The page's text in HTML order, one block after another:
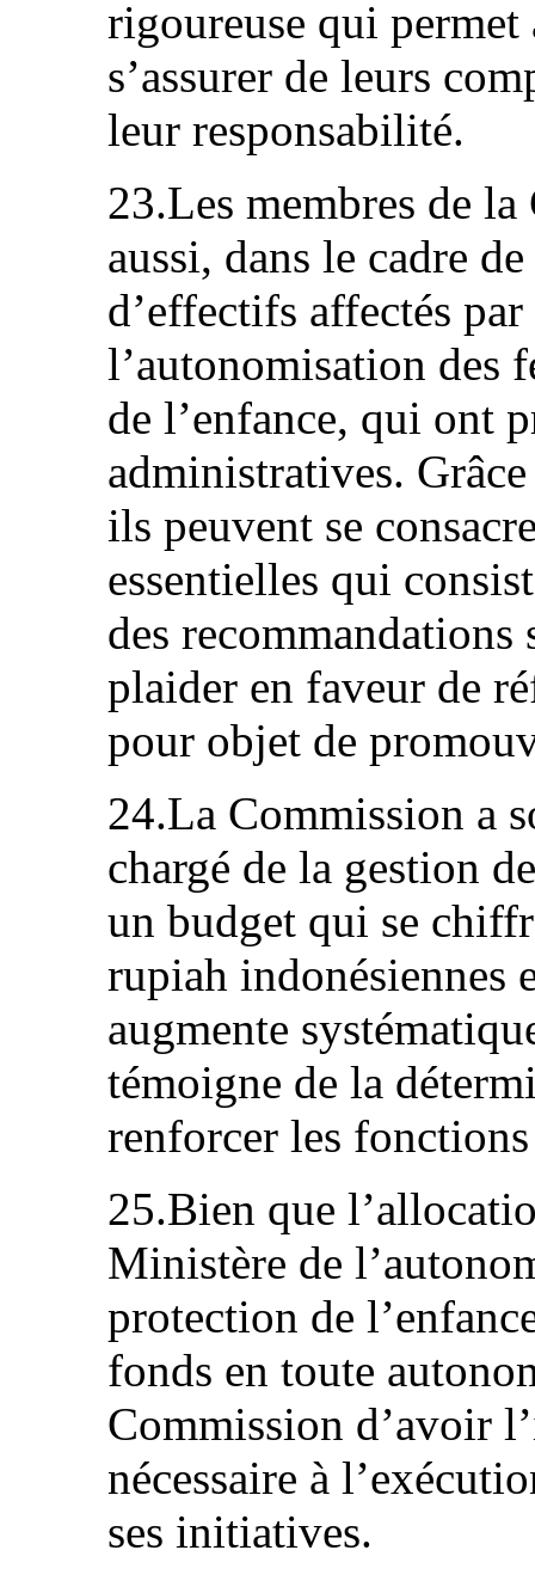
rigoureuse qui
s’assurer de leurs
leur responsabilité.
23.Les membres de
aussi, dans le cadre
d’effectifs affectés
l’autonomisation des
de l’enfance, qui ont
administratives.
ils peuvent se
essentielles qui
des recommandations
plaider en faveur de
pour objet de
24.La Commission a
chargé de la gestion
un budget qui se
rupiah indonésiennes
augmente
témoigne de la
renforcer les
25.Bien que
Ministère de
protection de
fonds en toute
Commission d’avoir
nécessaire à
ses initiatives.